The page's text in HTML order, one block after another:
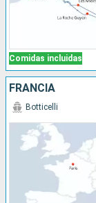
Comidas incluidas
FRANCIA
Botticelli